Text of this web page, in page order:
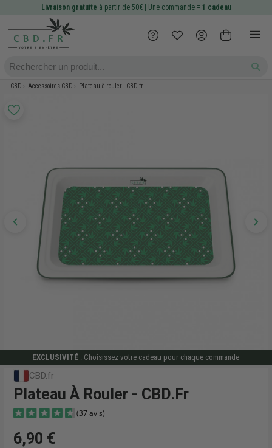
Livraison gratuite à partir de 50€ | Une commande = 1 cadeau
CBD Accessoires CBD Plateau à rouler - CBD.fr
EXCLUSIVITÉ : Choisissez votre cadeau pour chaque commande
CBD.fr
Plateau À Rouler - CBD.fr
6,90 €